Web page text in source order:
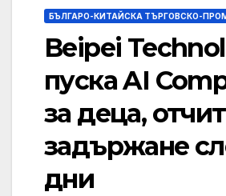
БЪЛГАРО-КИТАЙСКА ТЪРГОВСКО-
Beipei
пуска AI
за деца,
задържане
дни